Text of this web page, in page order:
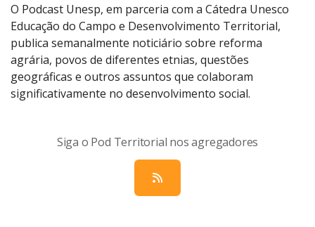
O Podcast Unesp, em parceria com a Cátedra Unesco
Educação do Campo e Desenvolvimento Territorial,
publica semanalmente noticiário sobre reforma
agrária, povos de diferentes etnias, questões
geográficas e outros assuntos que colaboram
significativamente no desenvolvimento social.
Siga o Pod Territorial nos agregadores